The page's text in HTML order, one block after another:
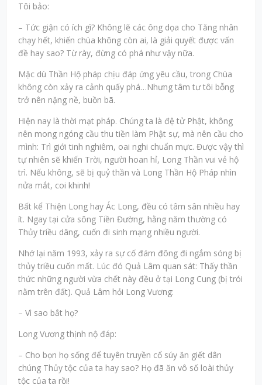
Tôi bảo:
– Tức giận có ích gì? Không lẽ các ông dọa cho Tăng nhân
chạy hết, khiến chùa không còn ai, là giải quyết được vấn
đề hay sao? Từ rày, đừng có phá như vậy nữa.
Mặc dù Thần Hộ pháp chịu đáp ứng yêu cầu, trong Chùa
không còn xảy ra cảnh quấy phá…Nhưng tâm tư tôi bỗng
trở nên nặng nề, buồn bã.
Hiện nay là thời mạt pháp. Chúng ta là đệ tử Phật, không
nên mong ngóng cầu thu tiền làm Phật sự, mà nên cầu cho
mình: Trì giới tinh nghiêm, oai nghi chuẩn mực. Được vậy thì
tự nhiên sẽ khiến Trời, người hoan hỉ, Long Thần vui vẻ hộ
trì. Nếu không, sẽ bị quỷ thần và Long Thần Hộ Pháp nhìn
nửa mắt, coi khinh!
Bất kể Thiện Long hay Ác Long, đều có tâm sân nhiều hay
ít. Ngay tại cửa sông Tiền Đường, hằng năm thường có
Thủy triều dâng, cuốn đi sinh mạng nhiều người.
Nhớ lại năm 1993, xảy ra sự cố đám đông đi ngắm sóng bị
thủy triều cuốn mất. Lúc đó Quả Lâm quan sát: Thấy thần
thức những người vừa chết này đều ở tại Long Cung (bị trói
nằm trên đất). Quả Lâm hỏi Long Vương:
– Vì sao bắt họ?
Long Vương thịnh nộ đáp:
– Cho bọn họ sống để tuyên truyền cổ súy ăn giết dân
chúng Thủy tộc của ta hay sao? Họ đã ăn vô số loài thủy
tộc của ta rồi!